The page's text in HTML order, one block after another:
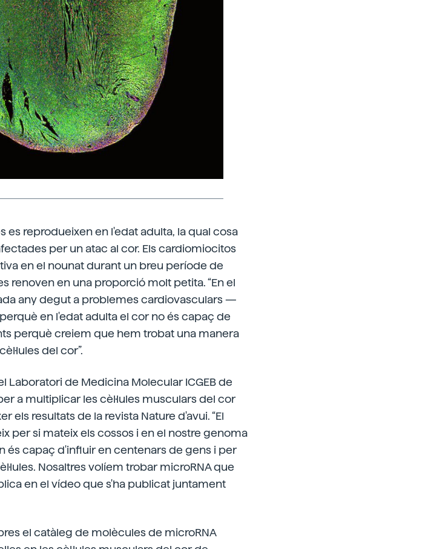
es reprodueixen en l'edat adulta, la qual cosa
per un atac al cor. Els cardiomiocitos
en el nounat durant un breu període de
renoven en una proporció molt petita. “En el
any degut a problemes cardiovasculars —
en l'edat adulta el cor no és capaç de
perquè creiem que hem trobat una manera
del cor”.
Laboratori de Medicina Molecular ICGEB de
a multiplicar les cèl·lules musculars del cor
els resultats de la revista Nature d'avui. “El
per si mateix els cossos i en el nostre genoma
és capaç d'influir en centenars de gens i per
Nosaltres volíem trobar microRNA que
en el vídeo que s'ha publicat juntament
el catàleg de molècules de microRNA